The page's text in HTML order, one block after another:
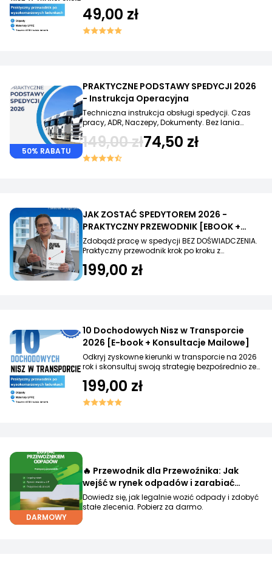
49,00 zł
50% RABATU
PRAKTYCZNE PODSTAWY SPEDYCJI 2026
- Instrukcja Operacyjna
Techniczna instrukcja obsługi spedycji. Czas
pracy, ADR, Naczepy, Dokumenty. Bez lania
149,00 zł74,50 zł
JAK ZOSTAĆ SPEDYTOREM 2026 -
PRAKTYCZNY PRZEWODNIK [EBOOK +
KONSULTACJE MAILOWE]
Zdobądź pracę w spedycji BEZ DOŚWIADCZENIA.
Praktyczny przewodnik krok po kroku z
199,00 zł
10 Dochodowych Nisz w Transporcie
2026 [E-book + Konsultacje Mailowe]
Odkryj zyskowne kierunki w transporcie na 2026
rok i skonsultuj swoją strategię bezpośrednio ze
199,00 zł
DARMOWY
🔥 Przewodnik dla Przewoźnika: Jak
wejść w rynek odpadów i zarabiać
więcej?
Dowiedz się, jak legalnie wozić odpady i zdobyć
stałe zlecenia. Pobierz za darmo.